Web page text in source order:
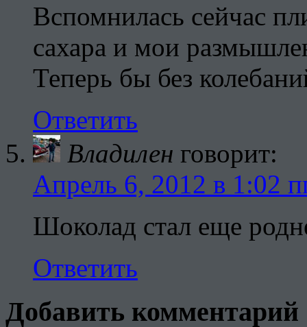
Вспомнилась сейчас
сахара и мои
Теперь бы без
Ответить
Владилен говорит:
Апрель 6, 2012 в 1:02
Шоколад стал еще
Ответить
Добавить комментарий